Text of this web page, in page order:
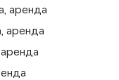
аренда
аренда